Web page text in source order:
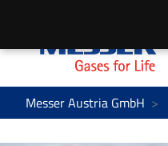
Messer Austria GmbH